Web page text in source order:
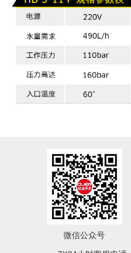
微信公众号